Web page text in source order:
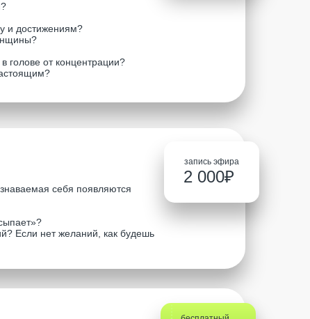
и достижениям?
голове от концентрации?
себя появляются
Если нет желаний, как будешь
запись эфира
2 000₽